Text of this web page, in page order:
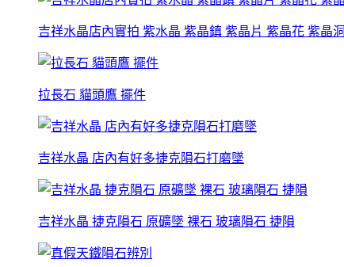
吉祥水晶店內實拍 紫水晶 紫晶鎮 紫晶片 紫晶花 紫晶洞
拉長石 貓頭鷹 擺件
吉祥水晶 店內有好多捷克隕石打磨墜
吉祥水晶 捷克隕石 原礦墜 裸石 玻璃隕石 捷隕